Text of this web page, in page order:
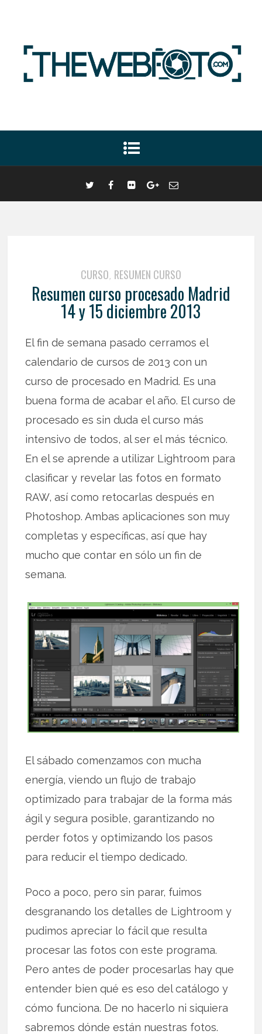
CURSO, RESUMEN CURSO
Resumen curso procesado Madrid
14 y 15 diciembre 2013
El fin de semana pasado cerramos el
calendario de cursos de 2013 con un
curso de procesado en Madrid. Es una
buena forma de acabar el año. El curso de
procesado es sin duda el curso más
intensivo de todos, al ser el más técnico.
En el se aprende a utilizar Lightroom para
clasificar y revelar las fotos en formato
RAW, así como retocarlas después en
Photoshop. Ambas aplicaciones son muy
completas y específicas, así que hay
mucho que contar en sólo un fin de
semana.
El sábado comenzamos con mucha
energía, viendo un flujo de trabajo
optimizado para trabajar de la forma más
ágil y segura posible, garantizando no
perder fotos y optimizando los pasos
para reducir el tiempo dedicado.
Poco a poco, pero sin parar, fuimos
desgranando los detalles de Lightroom y
pudimos apreciar lo fácil que resulta
procesar las fotos con este programa.
Pero antes de poder procesarlas hay que
entender bien qué es eso del catálogo y
cómo funciona. De no hacerlo ni siquiera
sabremos dónde están nuestras fotos.